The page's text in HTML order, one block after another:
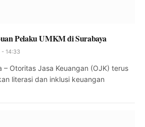
Pelaku UMKM di Surabaya
14:33
– Otoritas Jasa Keuangan (OJK) terus
literasi dan inklusi keuangan